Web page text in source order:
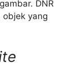
DNR
objek yang